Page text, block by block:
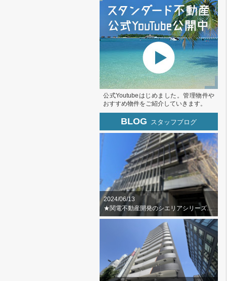
公式Youtubeはじめました。管理物件や
おすすめ物件をご紹介していきます。
BLOG スタッフブログ
2024/06/13
★関電不動産開発のシエリアシリーズ★スカイラウンジ・ゲストルーム